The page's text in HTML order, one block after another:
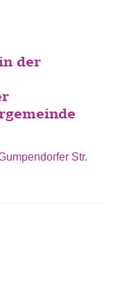
der
Str.